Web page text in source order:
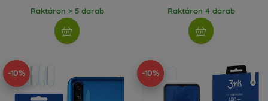
Raktáron > 5 darab Raktáron 4 darab
-10% -10%